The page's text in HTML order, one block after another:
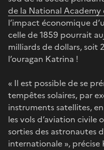
de la National Academy
l’impact économique
celle de 1859 pourrait
milliards de dollars, soit
l’ouragan Katrina !
« Il est possible de se
tempêtes solaires, par
instruments satellites,
les vols d’aviation civile
sorties des astronautes
internationale », précise